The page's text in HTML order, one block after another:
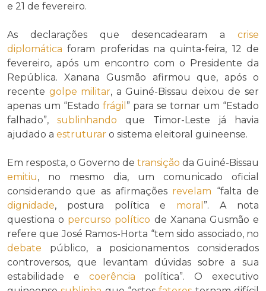
e 21 de fevereiro.
As declarações que desencadearam a crise
diplomática foram proferidas na quinta-feira, 12 de
fevereiro, após um encontro com o Presidente da
República. Xanana Gusmão afirmou que, após o
recente golpe militar, a Guiné-Bissau deixou de ser
apenas um “Estado frágil ” para se tornar um “Estado
falhado”, sublinhando que Timor-Leste já havia
ajudado a estruturar o sistema eleitoral guineense.
Em resposta, o Governo de transição da Guiné-Bissau
emitiu, no mesmo dia, um comunicado oficial
considerando que as afirmações revelam “falta de
dignidade, postura política e moral ”. A nota
questiona o percurso político de Xanana Gusmão e
refere que José Ramos-Horta “tem sido associado, no
debate público, a posicionamentos considerados
controversos, que levantam dúvidas sobre a sua
estabilidade e coerência política”. O executivo